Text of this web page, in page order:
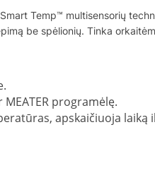
Temp™ multisensorių
be spėlionių. Tinka
programėlę.
apskaičiuoja